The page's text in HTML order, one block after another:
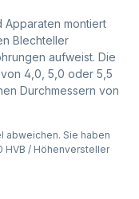
Apparaten montiert
Blechteller
aufweist. Die
4,0, 5,0 oder 5,5
Durchmessern von
abweichen. Sie haben
HVB / Höhenversteller